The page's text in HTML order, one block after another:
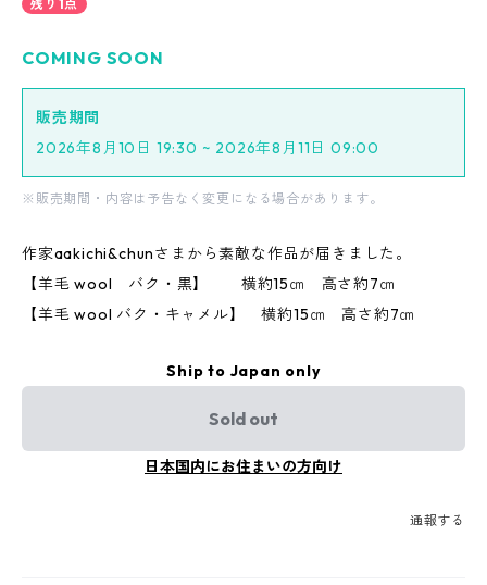
残り1点
COMING SOON
販売期間
2026年8月10日 19:30 ~ 2026年8月11日 09:00
※販売期間・内容は予告なく変更になる場合があります。
作家aakichi&chunさまから素敵な作品が届きました。
【羊毛 wool バク・黒】 横約15㎝ 高さ約7㎝
【羊毛 wool バク・キャメル】 横約15㎝ 高さ約7㎝
Ship to Japan only
Sold out
日本国内にお住まいの方向け
通報する